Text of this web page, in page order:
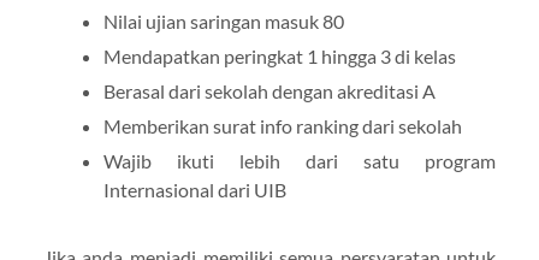
Nilai ujian saringan masuk 80
Mendapatkan peringkat 1 hingga 3 di kelas
Berasal dari sekolah dengan akreditasi A
Memberikan surat info ranking dari sekolah
Wajib ikuti lebih dari satu program
Internasional dari UIB